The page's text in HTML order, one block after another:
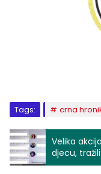
Tags: crna
Velika
djecu,